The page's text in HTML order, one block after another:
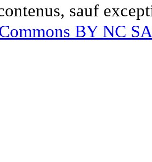
sauf
BY NC SA